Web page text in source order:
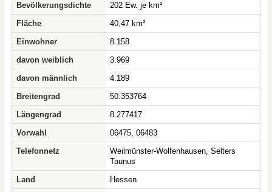
Bevölkerungsdichte
202 Ew. je km²
Fläche
40,47 km²
Einwohner
8.158
davon weiblich
3.969
davon männlich
4.189
Breitengrad
50.353764
Längengrad
8.277417
Vorwahl
06475, 06483
Telefonnetz
Weilmünster-Wolfenhausen, Selters
Taunus
Land
Hessen